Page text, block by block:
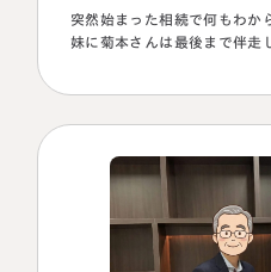
突然始まった相続で何もわか
妹に菊本さんは最後まで伴走
ルでも電話 すぐに教えてく
とができほっとしていま…